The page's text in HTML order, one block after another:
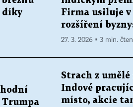
díky
Firma usiluje
rozšíření
27. 3. 2026 ▪ 3 min.
Trumpa
Strach z
Indové
místo, akcie